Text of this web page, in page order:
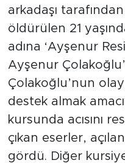
arkadaşı
öldürülen 21
adına ‘Ayşenur
Ayşenur
Çolakoğlu’nun
destek almak
kursunda acısını
çıkan eserler,
gördü. Diğer